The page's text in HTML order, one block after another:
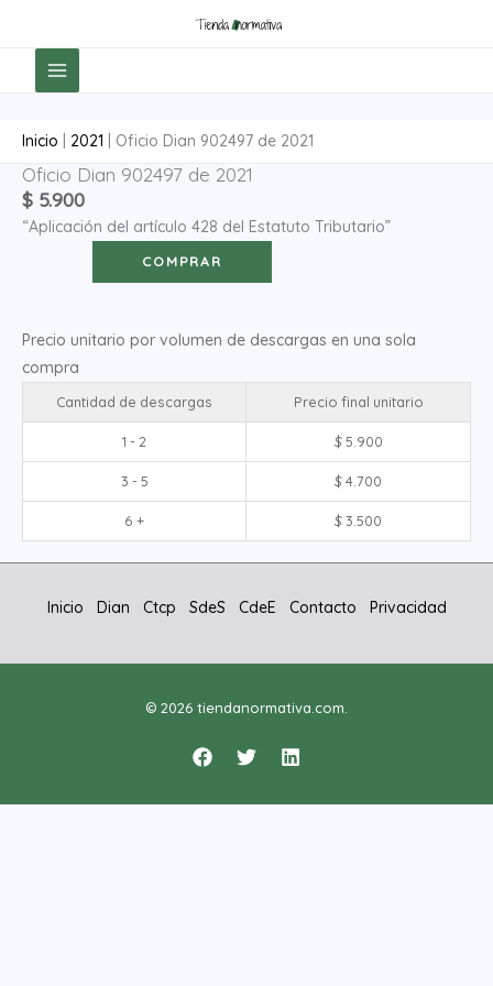
contenido
Inicio 2021 Oficio Dian 902497 de 2021
Oficio Dian 902497 de 2021
$ 5.900
“Aplicación del artículo 428 del Estatuto Tributario”
Oficio
Dian
902497
COMPRAR
Precio unitario por volumen de descargas en una sola
compra
Cantidad de descargas Precio final unitario
1 - 2 $5.900
3 - 5 $4.700
6 + $3.500
Inicio Dian Ctcp SdeS CdeE Contacto Privacidad
© 2026 tiendanormativa.com.